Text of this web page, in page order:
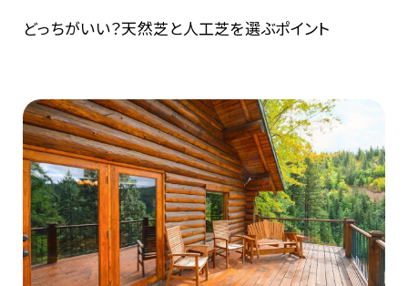
どっちがいい？天然芝と人工芝を選ぶポイント